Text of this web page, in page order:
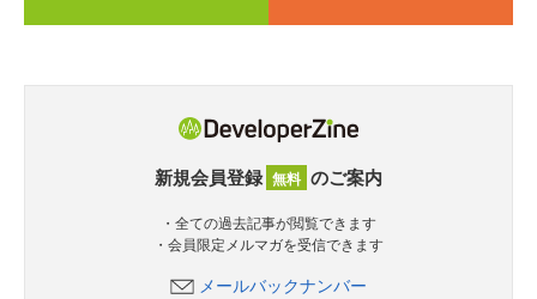
新規会員登録 無料 のご案内
・全ての過去記事が閲覧できます
・会員限定メルマガを受信できます
メールバックナンバー